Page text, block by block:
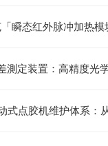
瞬态红外脉冲加热模